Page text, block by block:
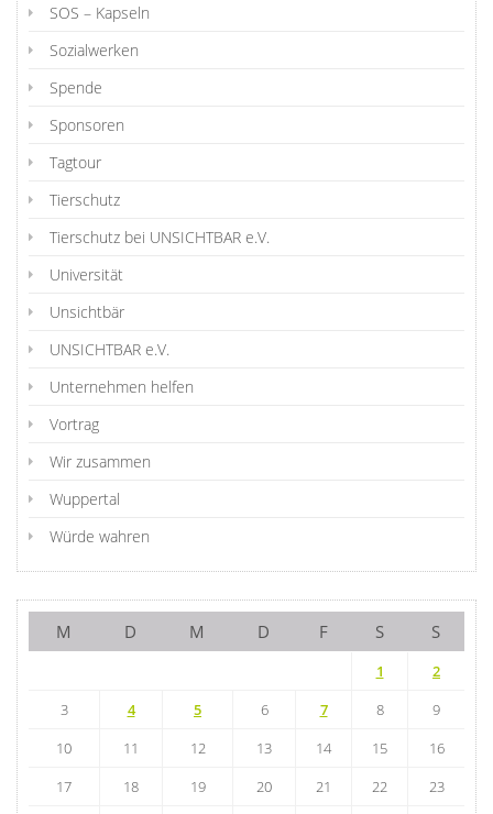
SOS – Kapseln
Sozialwerken
Spende
Sponsoren
Tagtour
Tierschutz
Tierschutz bei UNSICHTBAR e.V.
Universität
Unsichtbär
UNSICHTBAR e.V.
Unternehmen helfen
Vortrag
Wir zusammen
Wuppertal
Würde wahren
M D M D F S S
1
2
3
4 5 6 7 8
9
10
11 12 13 14 15
16
17
18 19 20 21 22 23